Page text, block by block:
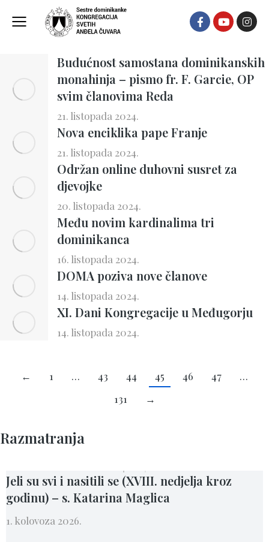
Novosti
Budućnost samostana dominikanskih
monahinja – pismo fr. F. Garcie, OP
svim članovima Reda
21. listopada 2024.
Nova enciklika pape Franje
21. listopada 2024.
Održan online duhovni susret za
djevojke
20. listopada 2024.
Među novim kardinalima tri
dominikanca
16. listopada 2024.
DOMA poziva nove članove
14. listopada 2024.
XI. Dani Kongregacije u Međugorju
14. listopada 2024.
← 1 … 43 44 45 46 47
…
131
→
Razmatranja
Jeli su svi i nasitili se (XVIII. nedjelja kroz
godinu) – s. Katarina Maglica
1. kolovoza 2026.